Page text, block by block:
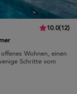
10.0(12)
Wohnen, einen
Schritte vom